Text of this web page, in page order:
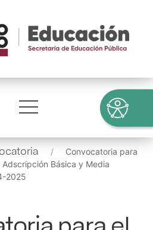
Convocatoria para
Básica y Media
2025
para el